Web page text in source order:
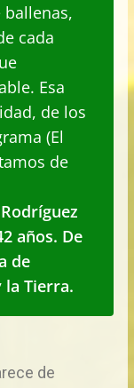
ballenas,
cada
Esa
de los
(El
de
años. De
de
la Tierra.
de